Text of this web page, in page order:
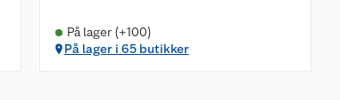
På lager (+100)
På lager i 65 butikker